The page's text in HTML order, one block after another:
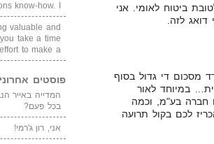
ביטוח לאומי. אני
לזה.
מסכום די גדול בסוף
במיוחד לאור
חברה בע"מ, וכמה
לכם בקול תרועה
know-how. I ...
valuable and
take a time
to make a ...
פוסטים
בכל פעם?
אני, רון ג'רמי!